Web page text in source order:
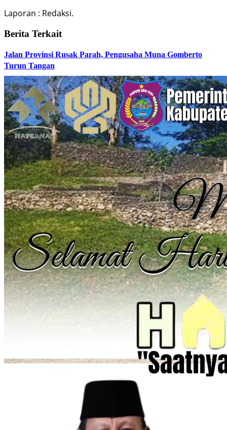
Laporan : Redaksi.
Berita Terkait
Jalan Provinsi Rusak Parah, Pengusaha Muna Gomberto
Turun Tangan